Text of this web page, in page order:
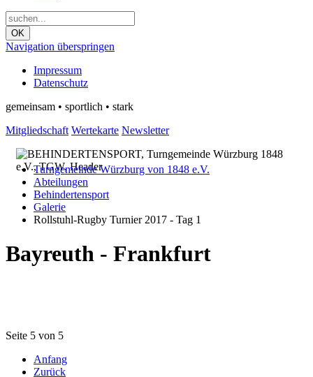
OK
Navigation überspringen
Impressum
Datenschutz
gemeinsam • sportlich • stark
Mitgliedschaft Wertekarte Newsletter
Turngemeinde Würzburg von 1848 e.V.
Abteilungen
Behindertensport
Galerie
Rollstuhl-Rugby Turnier 2017 - Tag 1
Bayreuth - Frankfurt
Seite 5 von 5
Anfang
Zurück